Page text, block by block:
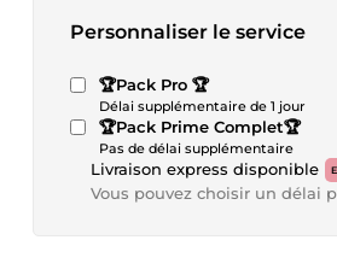
Personnaliser le service
🏆Pack Pro 🏆
Délai supplémentaire de 1 jour
🏆Pack Prime Complet🏆
Pas de délai supplémentaire
Livraison express disponible
Vous pouvez choisir un délai